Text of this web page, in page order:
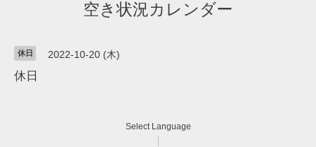
空き状況カレンダー
休日 2022-10-20 (木)
休日
Select Language